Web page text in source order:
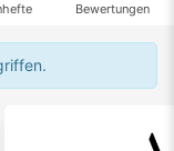
Bewertungen